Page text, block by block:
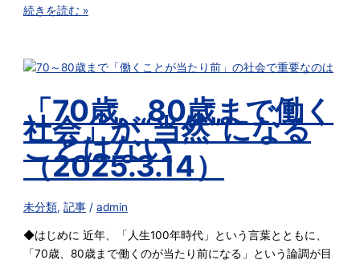
続きを読む »
「70歳、80歳まで働く
社会」が“当然”になる
ことはない
（2025.3.14）
未分類,記事 /admin
◆はじめに 近年、「人生100年時代」という言葉とともに、
「70歳、80歳まで働くのが当たり前になる」という論調が目